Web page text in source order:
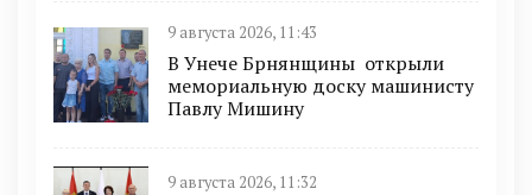
9 августа 2026, 11:43
В Унече Брнянщины открыли
мемориальную доску машинисту
Павлу Мишину
9 августа 2026, 11:32